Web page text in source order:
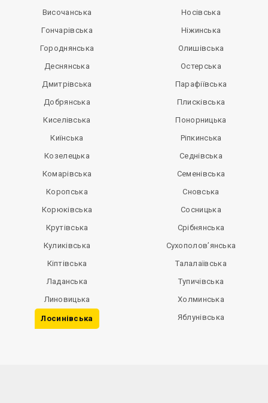
Височанська
Гончарівська
Городнянська
Деснянська
Дмитрівська
Добрянська
Киселівська
Киїнська
Козелецька
Комарівська
Коропська
Корюківська
Крутівська
Куликівська
Кіптівська
Ладанська
Линовицька
Лосинівська
Носівська
Ніжинська
Олишівська
Остерська
Парафіївська
Плисківська
Понорницька
Ріпкинська
Седнівська
Семенівська
Сновська
Сосницька
Срібнянська
Сухополов’янська
Талалаївська
Тупичівська
Холминська
Яблунівська